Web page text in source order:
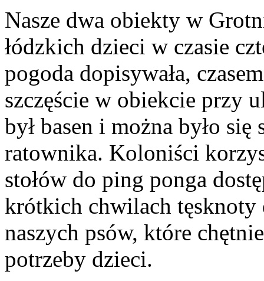
Nasze dwa obiekty w
łódzkich dzieci w czasie
pogoda dopisywała,
szczęście w obiekcie przy
był basen i można było
ratownika. Koloniści
stołów do ping ponga
krótkich chwilach tęsknoty
naszych psów, które
potrzeby dzieci.